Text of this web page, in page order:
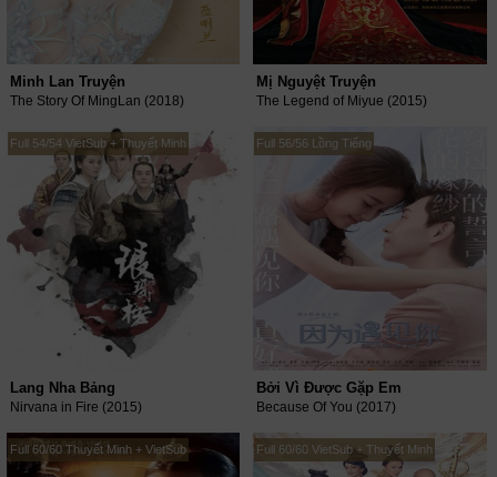
Minh Lan Truyện
The Story Of MingLan (2018)
Mị Nguyệt Truyện
The Legend of Miyue (2015)
Full 54/54 VietSub + Thuyết Minh
Lang Nha Bảng
Nirvana in Fire (2015)
Full 56/56 Lồng Tiếng
Bởi Vì Được Gặp Em
Because Of You (2017)
Full 60/60 Thuyết Minh + VietSub Full 60/60 VietSub + Thuyết Minh